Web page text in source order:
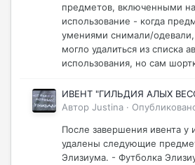
предметов, включенными
использование - когда
умениями снимали/
могло удалиться из списка
использования, но сам
ИВЕНТ "ГИЛЬДИЯ АЛЫХ
Автор Justina ·
После завершения ивента у
удалены следующие
Элизиума. - Футболка